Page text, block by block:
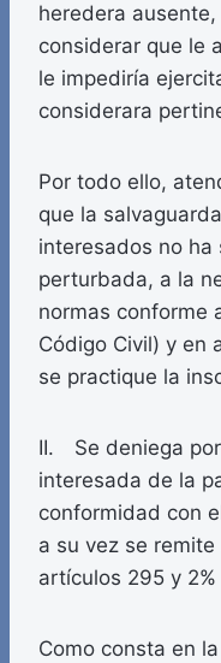
heredera
considerar que le
le impediría
considerara
Por todo ello,
que la
interesados no ha
perturbada, a la
normas conforme
Código Civil) y en
se practique la
II. Se deniega
interesada de la
conformidad con
a su vez se
artículos 295 y 2%
Como consta en